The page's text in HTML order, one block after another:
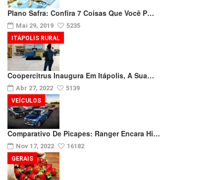
Plano Safra: Confira 7 Coisas Que Você P…
Mai 29, 2019 5235
Coopercitrus Inaugura Em Itápolis, A Sua…
Abr 27, 2022 5139
ITÁPOLIS RURAL
Comparativo De Picapes: Ranger Encara Hi…
Nov 17, 2022 16182
VEÍCULOS
GERAIS